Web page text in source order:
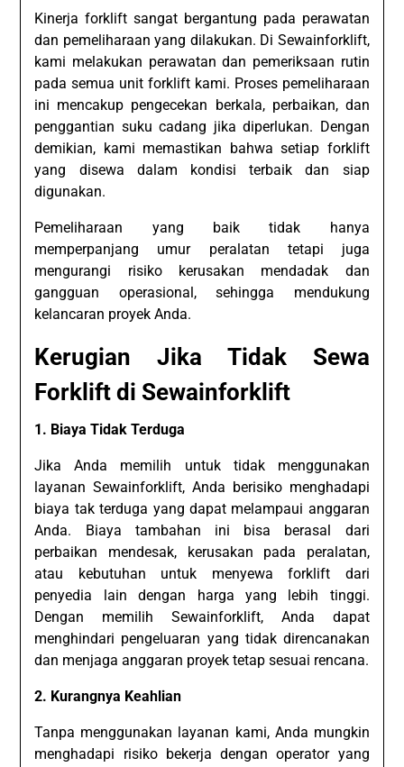
Kinerja forklift sangat bergantung pada perawatan
dan pemeliharaan yang dilakukan. Di Sewainforklift,
kami melakukan perawatan dan pemeriksaan rutin
pada semua unit forklift kami. Proses pemeliharaan
ini mencakup pengecekan berkala, perbaikan, dan
penggantian suku cadang jika diperlukan. Dengan
demikian, kami memastikan bahwa setiap forklift
yang disewa dalam kondisi terbaik dan siap
digunakan.
Pemeliharaan yang baik tidak hanya
memperpanjang umur peralatan tetapi juga
mengurangi risiko kerusakan mendadak dan
gangguan operasional, sehingga mendukung
kelancaran proyek Anda.
Kerugian Jika Tidak Sewa
Forklift di Sewainforklift
1. Biaya Tidak Terduga
Jika Anda memilih untuk tidak menggunakan
layanan Sewainforklift, Anda berisiko menghadapi
biaya tak terduga yang dapat melampaui anggaran
Anda. Biaya tambahan ini bisa berasal dari
perbaikan mendesak, kerusakan pada peralatan,
atau kebutuhan untuk menyewa forklift dari
penyedia lain dengan harga yang lebih tinggi.
Dengan memilih Sewainforklift, Anda dapat
menghindari pengeluaran yang tidak direncanakan
dan menjaga anggaran proyek tetap sesuai rencana.
2. Kurangnya Keahlian
Tanpa menggunakan layanan kami, Anda mungkin
menghadapi risiko bekerja dengan operator yang